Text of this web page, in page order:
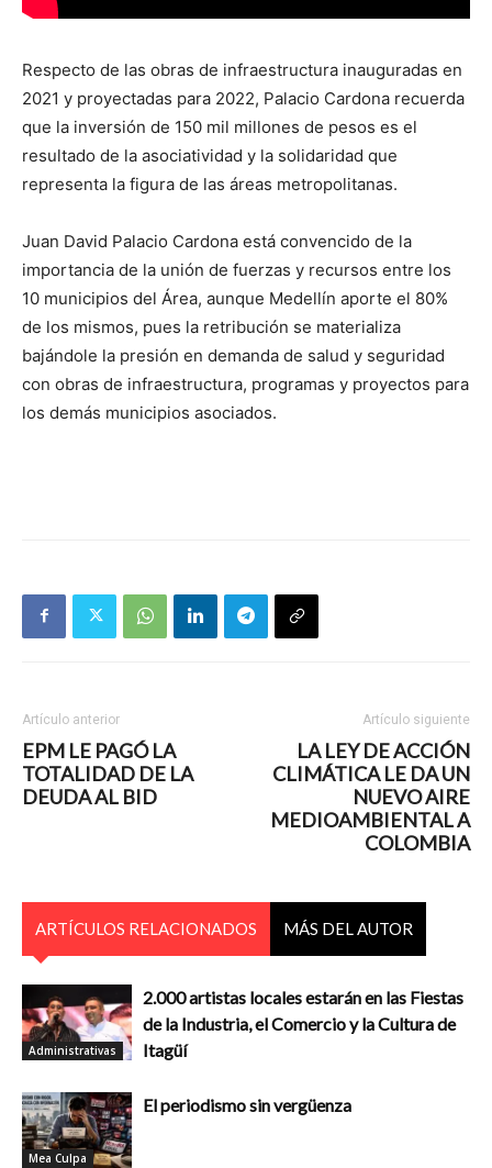
Respecto de las obras de infraestructura inauguradas en
2021 y proyectadas para 2022, Palacio Cardona recuerda
que la inversión de 150 mil millones de pesos es el
resultado de la asociatividad y la solidaridad que
representa la figura de las áreas metropolitanas.
Juan David Palacio Cardona está convencido de la
importancia de la unión de fuerzas y recursos entre los
10 municipios del Área, aunque Medellín aporte el 80%
de los mismos, pues la retribución se materializa
bajándole la presión en demanda de salud y seguridad
con obras de infraestructura, programas y proyectos para
los demás municipios asociados.
Artículo anterior
EPM LE PAGÓ LA
TOTALIDAD DE LA
DEUDA AL BID
Artículo siguiente
LA LEY DE ACCIÓN
CLIMÁTICA LE DA UN
NUEVO AIRE
MEDIOAMBIENTAL A
COLOMBIA
ARTÍCULOS RELACIONADOS MÁS DEL AUTOR
Administrativas
2.000 artistas locales estarán en las Fiestas
de la Industria, el Comercio y la Cultura de
Itagüí
Mea Culpa
El periodismo sin vergüenza